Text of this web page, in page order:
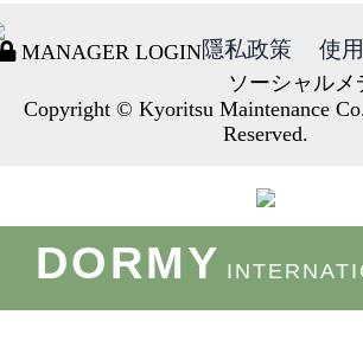
MANAGER LOGIN隱私政策 使
ソーシャル
Copyright © Kyoritsu Maintenance
Reserved.
DORMY